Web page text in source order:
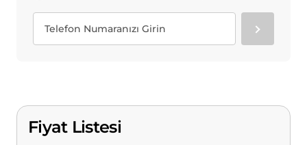
Fiyat Listesi